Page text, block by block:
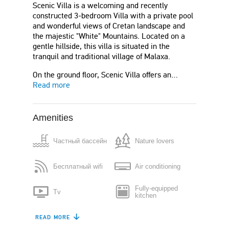
Scenic Villa is a welcoming and recently
constructed 3-bedroom Villa with a private pool
and wonderful views of Cretan landscape and
the majestic "White" Mountains. Located on a
gentle hillside, this villa is situated in the
tranquil and traditional village of Malaxa.
On the ground floor, Scenic Villa offers an…
Read more
Amenities
Частный бассейн Nature lovers
Бесплатный wifi Air conditioning
Tv
Fully-equipped
kitchen
Refrigerator
READ MORE